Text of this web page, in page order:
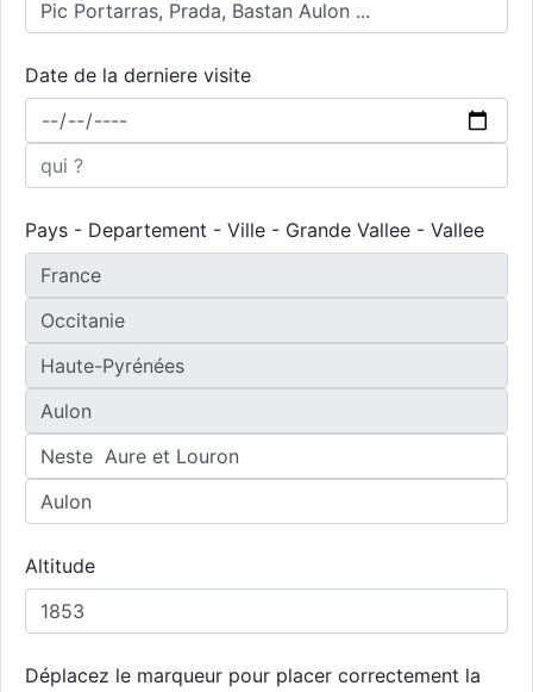
Date de la derniere visite
Pays - Departement - Ville - Grande Vallee - Vallee
Altitude
Déplacez le marqueur pour placer correctement la